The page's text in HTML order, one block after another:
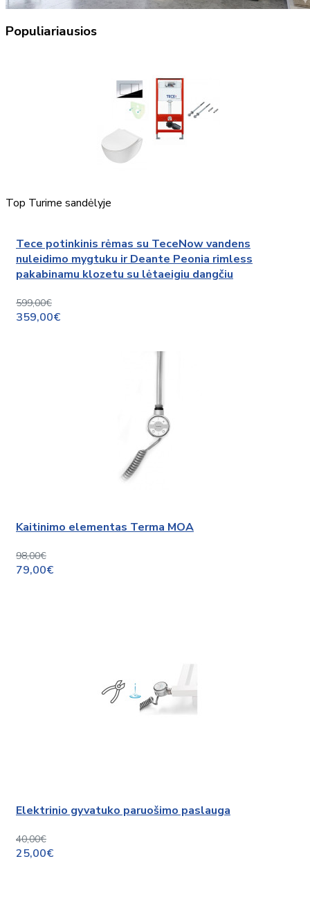
Populiariausios
Top Turime sandėlyje
Tece potinkinis rėmas su TeceNow vandens
nuleidimo mygtuku ir Deante Peonia rimless
pakabinamu klozetu su lėtaeigiu dangčiu
599,00€
359,00€
Kaitinimo elementas Terma MOA
98,00€
79,00€
Elektrinio gyvatuko paruošimo paslauga
40,00€
25,00€